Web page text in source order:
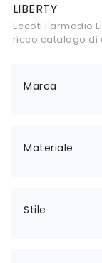
Marca
Materiale
Stile
LIBERTY
Eccoti l'armadio
ricco catalogo di